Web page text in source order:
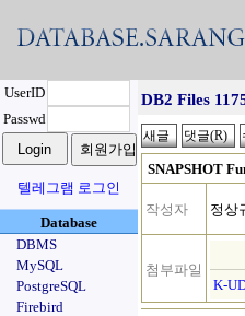
UserID
Passwd
텔레그램 로그인
Database
DBMS
MySQL
PostgreSQL
Firebird
DB2 Files
SNAPSHOT
작성자 정상
첨부파일
K-